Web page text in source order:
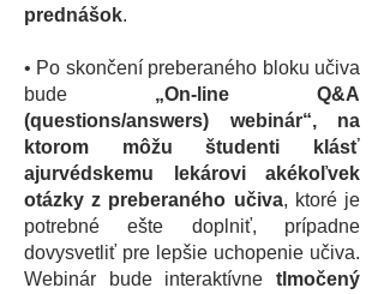
prednášok.
• Po skončení preberaného bloku učiva
bude „On-line Q&A
(questions/answers) webinár“, na
ktorom môžu študenti klásť
ajurvédskemu lekárovi akékoľvek
otázky z preberaného učiva, ktoré je
potrebné ešte doplniť, prípadne
dovysvetliť pre lepšie uchopenie učiva.
Webinár bude interaktívne tlmočený